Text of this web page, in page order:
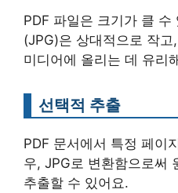
PDF 파일은 크기가 클 수
(JPG)은 상대적으로 작
미디어에 올리는 데 유리
선택적 추출
PDF 문서에서 특정 페이
우, JPG로 변환함으로써
추출할 수 있어요.